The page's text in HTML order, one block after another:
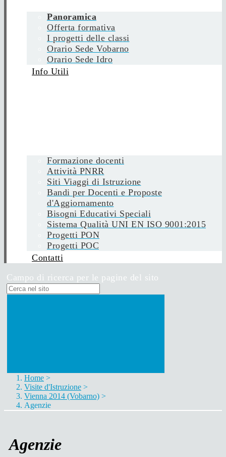
Panoramica
Offerta formativa
I progetti delle classi
Orario Sede Vobarno
Orario Sede Idro
Info Utili
Formazione docenti
Attività PNRR
Siti Viaggi di Istruzione
Bandi per Docenti e Proposte
d'Aggiornamento
Bisogni Educativi Speciali
Sistema Qualità UNI EN ISO 9001:2015
Progetti PON
Progetti POC
Contatti
Campo di ricerca per le pagine del sito
Home >
Visite d'Istruzione >
Vienna 2014 (Vobarno) >
Agenzie
Agenzie